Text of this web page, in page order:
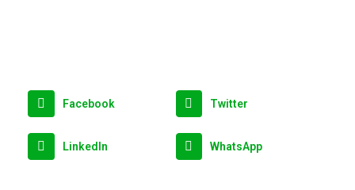
Facebook Twitter
LinkedIn WhatsApp